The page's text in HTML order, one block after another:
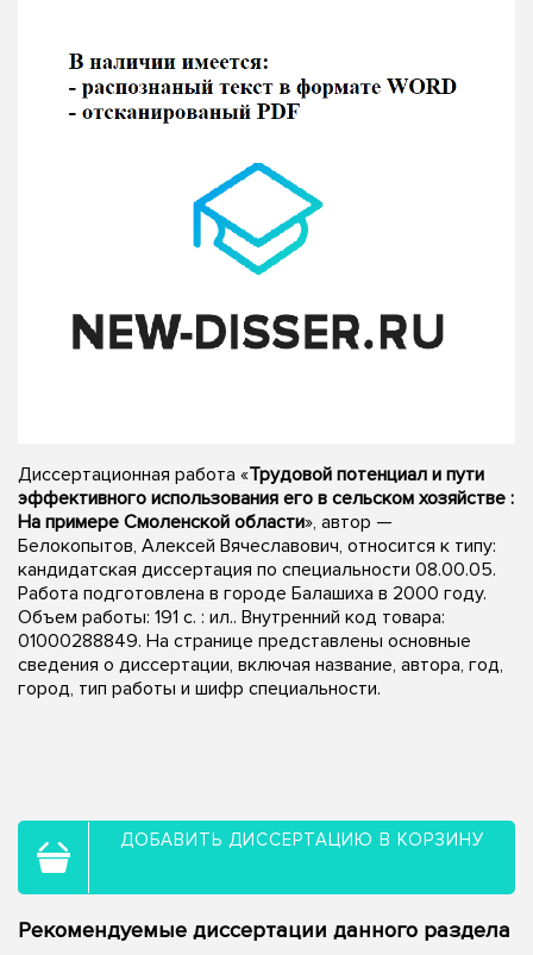
Диссертационная работа «Трудовой потенциал и пути
эффективного использования его в сельском хозяйстве :
На примере Смоленской области», автор —
Белокопытов, Алексей Вячеславович, относится к типу:
кандидатская диссертация по специальности 08.00.05.
Работа подготовлена в городе Балашиха в 2000 году.
Объем работы: 191 с. : ил.. Внутренний код товара:
01000288849. На странице представлены основные
сведения о диссертации, включая название, автора, год,
город, тип работы и шифр специальности.
ДОБАВИТЬ ДИССЕРТАЦИЮ В КОРЗИНУ
Рекомендуемые диссертации данного раздела